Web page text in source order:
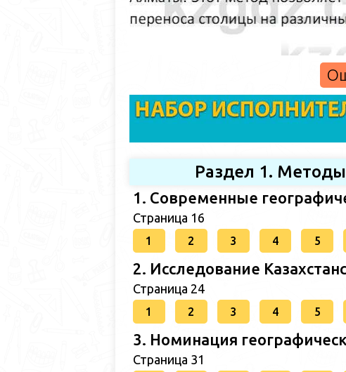
Раздел 1. Методы
1. Современные
Страница 16
1 2 3 4 5
2. Исследование
Страница 24
1 2 3 4 5
3. Номинация
Страница 31